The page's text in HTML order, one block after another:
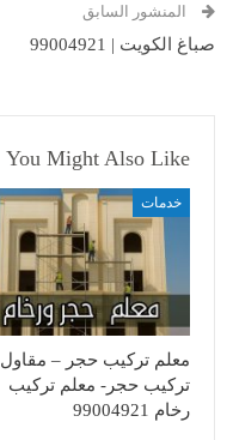
المنشور السابق
صباغ الكويت | 99004921
You Might Also Like
خدمات
معلم تركيب حجر – مقاول
تركيب حجر- معلم تركيب
رخام 99004921